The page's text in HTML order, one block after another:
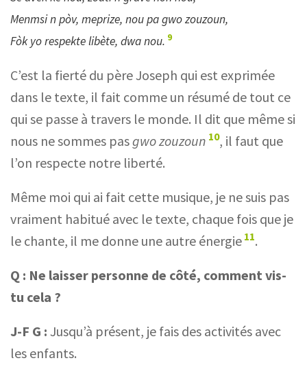
Menmsi n pòv, meprize, nou pa gwo zouzoun,
Fòk yo respekte libète, dwa nou. 9
C’est la fierté du père Joseph qui est exprimée
dans le texte, il fait comme un résumé de tout ce
qui se passe à travers le monde. Il dit que même si
nous ne sommes pasgwo zouzoun 10, il faut que
l’on respecte notre liberté.
Même moi qui ai fait cette musique, je ne suis pas
vraiment habitué avec le texte, chaque fois que je
le chante, il me donne une autre énergie 11.
Q : Ne laisser personne de côté, comment vis-
tu cela ?
J-F G : Jusqu’à présent, je fais des activités avec
les enfants.